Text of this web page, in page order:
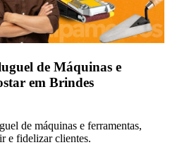
de Máquinas e
em Brindes
de máquinas e ferramentas,
e fidelizar clientes.